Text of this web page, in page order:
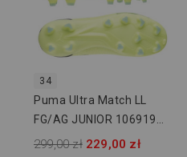
34
Puma Ultra Match LL
FG/AG JUNIOR 106919
01
299,00 zł 229,00 zł